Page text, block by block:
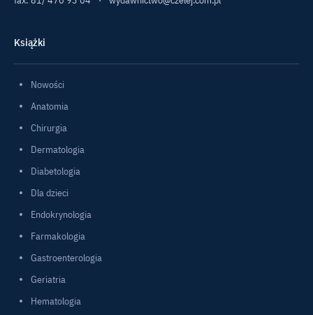
Książki
Nowości
Anatomia
Chirurgia
Dermatologia
Diabetologia
Dla dzieci
Endokrynologia
Farmakologia
Gastroenterologia
Geriatria
Hematologia